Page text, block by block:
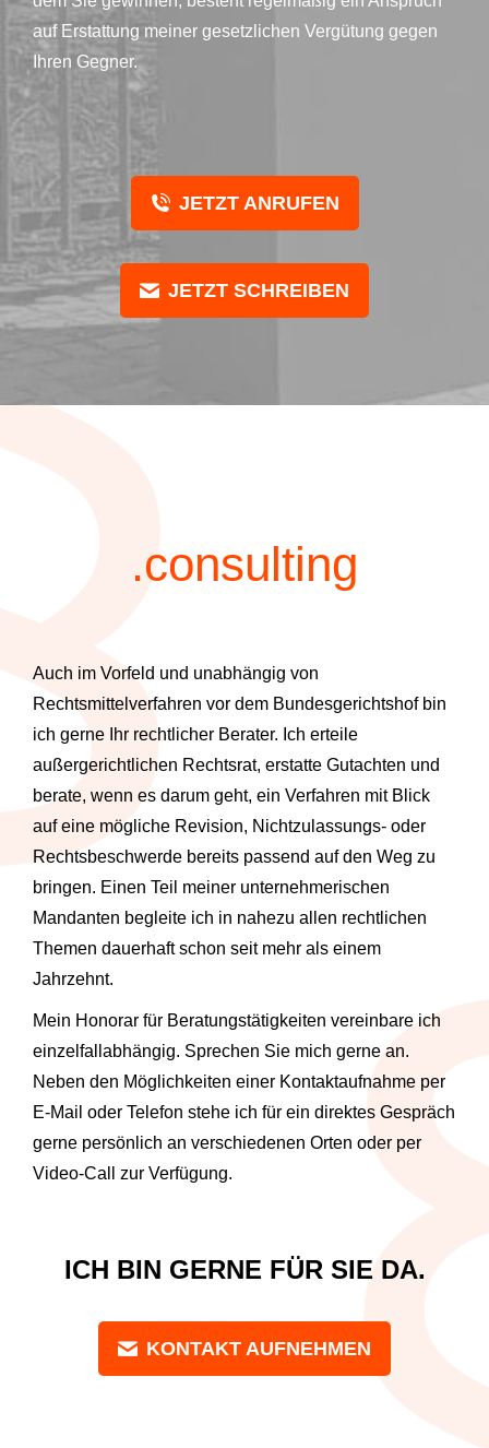
auf Erstattung meiner gesetzlichen Vergütung gegen
Ihren Gegner.
JETZT ANRUFEN
JETZT SCHREIBEN
.consulting
Auch im Vorfeld und unabhängig von
Rechtsmittelverfahren vor dem Bundesgerichtshof bin
ich gerne Ihr rechtlicher Berater. Ich erteile
außergerichtlichen Rechtsrat, erstatte Gutachten und
berate, wenn es darum geht, ein Verfahren mit Blick
auf eine mögliche Revision, Nichtzulassungs- oder
Rechtsbeschwerde bereits passend auf den Weg zu
bringen. Einen Teil meiner unternehmerischen
Mandanten begleite ich in nahezu allen rechtlichen
Themen dauerhaft schon seit mehr als einem
Jahrzehnt.
Mein Honorar für Beratungstätigkeiten vereinbare ich
einzelfallabhängig. Sprechen Sie mich gerne an.
Neben den Möglichkeiten einer Kontaktaufnahme per
E-Mail oder Telefon stehe ich für ein direktes Gespräch
gerne persönlich an verschiedenen Orten oder per
Video-Call zur Verfügung.
ICH BIN GERNE FÜR SIE DA.
KONTAKT AUFNEHMEN